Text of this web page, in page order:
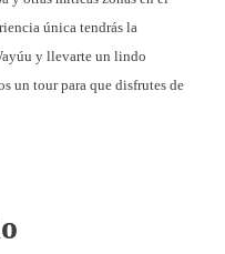
única tendrás la
y llevarte un lindo
un tour para que disfrutes de